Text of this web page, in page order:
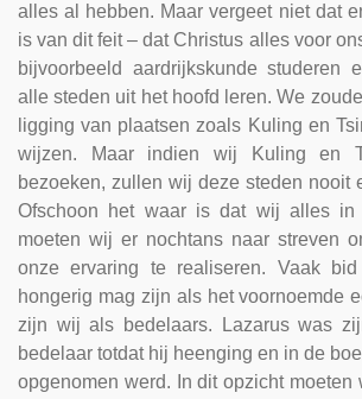
alles al hebben. Maar vergeet niet dat
is van dit feit – dat Christus alles voor
bijvoorbeeld aardrijkskunde studeren
alle steden uit het hoofd leren. We
ligging van plaatsen zoals Kuling en
wijzen. Maar indien wij Kuling en
bezoeken, zullen wij deze steden nooit
Ofschoon het waar is dat wij alles in
moeten wij er nochtans naar streven
onze ervaring te realiseren. Vaak
hongerig mag zijn als het voornoemde
zijn wij als bedelaars. Lazarus was
bedelaar totdat hij heenging en in de
opgenomen werd. In dit opzicht moeten